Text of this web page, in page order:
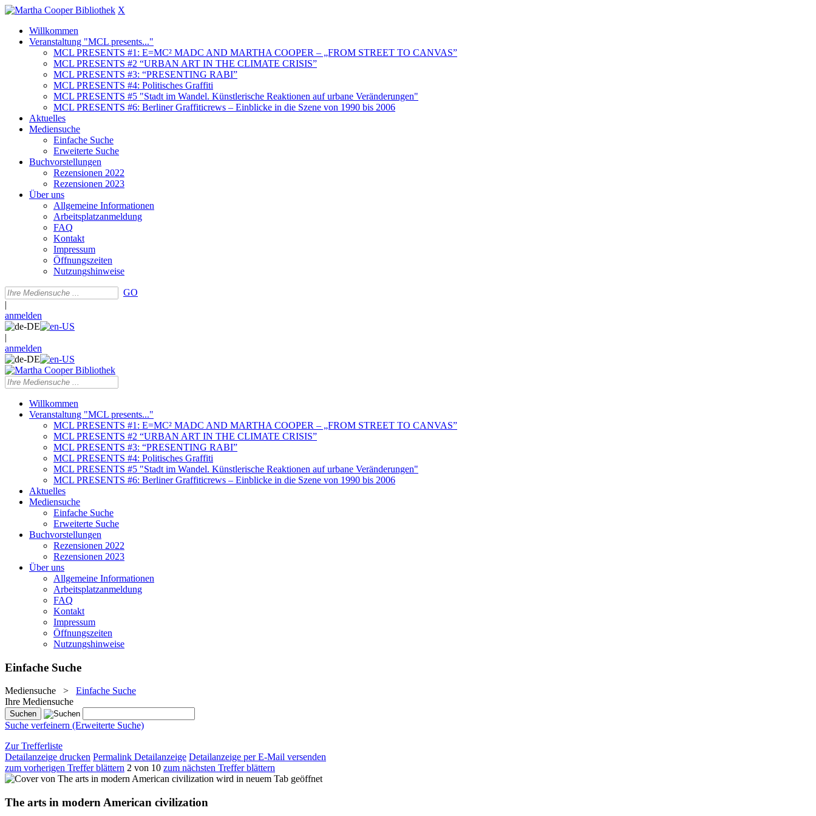
X
Willkommen
Veranstaltung "MCL presents..."
MCL PRESENTS #1: E=MC² MADC AND MARTHA COOPER – „FROM STREET TO CANVAS”
MCL PRESENTS #2 “URBAN ART IN THE CLIMATE CRISIS”
MCL PRESENTS #3: “PRESENTING RABI”
MCL PRESENTS #4: Politisches Graffiti
MCL PRESENTS #5 "Stadt im Wandel. Künstlerische Reaktionen auf urbane Veränderungen"
MCL PRESENTS #6: Berliner Graffiticrews – Einblicke in die Szene von 1990 bis 2006
Aktuelles
Mediensuche
Einfache Suche
Erweiterte Suche
Buchvorstellungen
Rezensionen 2022
Rezensionen 2023
Über uns
Allgemeine Informationen
Arbeitsplatzanmeldung
FAQ
Kontakt
Impressum
Öffnungszeiten
Nutzungshinweise
GO
|
anmelden
|
anmelden
Willkommen
Veranstaltung "MCL presents..."
MCL PRESENTS #1: E=MC² MADC AND MARTHA COOPER – „FROM STREET TO CANVAS”
MCL PRESENTS #2 “URBAN ART IN THE CLIMATE CRISIS”
MCL PRESENTS #3: “PRESENTING RABI”
MCL PRESENTS #4: Politisches Graffiti
MCL PRESENTS #5 "Stadt im Wandel. Künstlerische Reaktionen auf urbane Veränderungen"
MCL PRESENTS #6: Berliner Graffiticrews – Einblicke in die Szene von 1990 bis 2006
Aktuelles
Mediensuche
Einfache Suche
Erweiterte Suche
Buchvorstellungen
Rezensionen 2022
Rezensionen 2023
Über uns
Allgemeine Informationen
Arbeitsplatzanmeldung
FAQ
Kontakt
Impressum
Öffnungszeiten
Nutzungshinweise
Einfache Suche
Mediensuche > Einfache Suche
Ihre Mediensuche
Suche verfeinern (Erweiterte Suche)
Zur Trefferliste
Detailanzeige drucken Permalink Detailanzeige Detailanzeige per E-Mail versenden
zum vorherigen Treffer blättern 2 von 10 zum nächsten Treffer blättern
wird in neuem Tab geöffnet
The arts in modern American civilization